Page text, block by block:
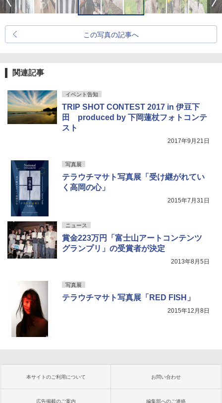
この写真の記事へ
関連記事
イベント告知
TRIP SHOT CONTEST 2017 in 伊豆下
田 produced by 下岡蓮杖フォトコンテ
スト
2017年9月21日
写真展
テラウチマサト写真展「受け継がれてい
く高岡の心」
2015年7月31日
ニュース
賞金223万円「富士山アートコンテンツ
グランプリ」の受賞者が決定
2013年8月5日
写真展
テラウチマサト写真展「RED FISH」
2015年12月8日
本サイトのご利用について お問い合わせ
広告掲載のご案内 編集部へのご連絡